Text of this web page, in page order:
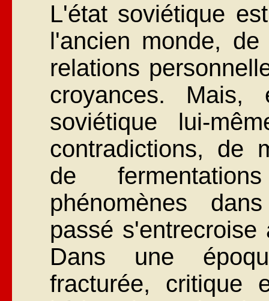
L'état soviétique
l'ancien monde,
relations
croyances.
soviétique lui-
contradictions, de
de
phénomènes
passé
Dans une
fracturée, critique